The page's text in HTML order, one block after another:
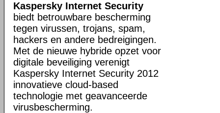
Kaspersky Internet Security
biedt betrouwbare bescherming
tegen virussen, trojans, spam,
hackers en andere bedreigingen.
Met de nieuwe hybride opzet voor
digitale beveiliging verenigt
Kaspersky Internet Security 2012
innovatieve cloud-based
technologie met geavanceerde
virusbescherming.